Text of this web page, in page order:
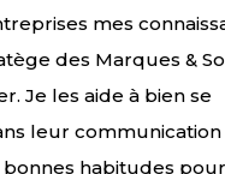
mes
des Marques &
Je les aide à bien se
leur
habitudes